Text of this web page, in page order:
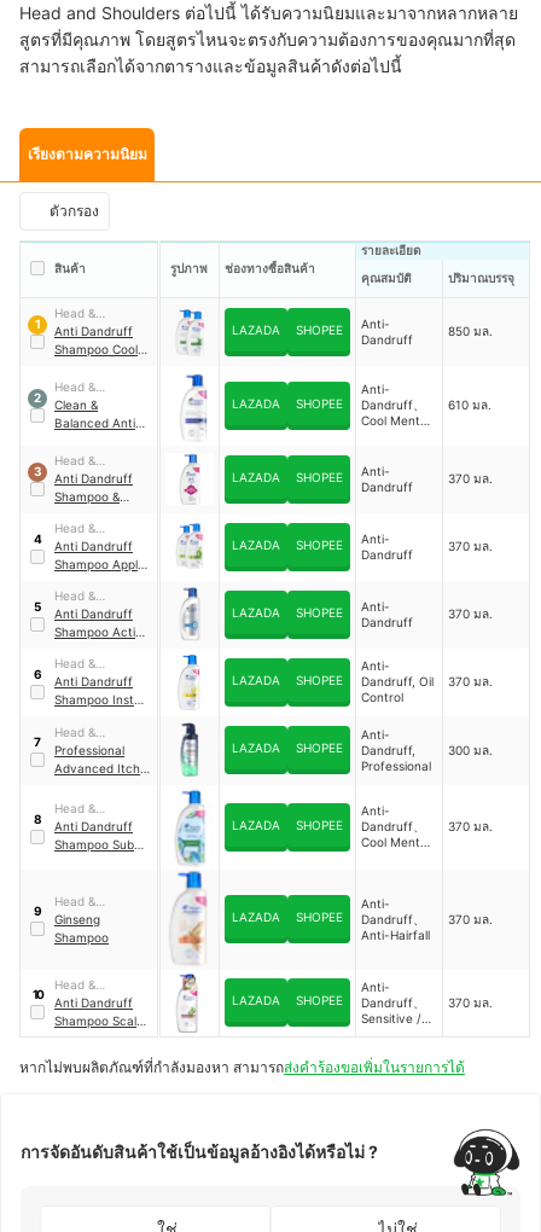
Head and Shoulders ต่อไปนี้ ได้รับความนิยมและมาจากหลากหลาย
สูตรที่มีคุณภาพ โดยสูตรไหนจะตรงกับความต้องการของคุณมากที่สุด
สามารถเลือกได้จากตารางและข้อมูลสินค้าดังต่อไปนี้
เรียงตามความนิยม
ตัวกรอง
สินค้า รูปภาพ ช่องทางซื้อสินค้า
รายละเอียด
คุณสมบัติ
ปริมาณบรรจุ
1
Head &
Shoulders
Anti Dandruff
Shampoo Cool
LAZADA SHOPEE
Anti-
Dandruff
850 มล.
2
Head &
Shoulders
Clean &
Balanced Anti
Shampoo
LAZADA SHOPEE
Anti-
Dandruff、
Cool Menthol
610 มล.
3
Head &
Shoulders
Anti Dandruff
Shampoo &
LAZADA SHOPEE
Anti-
Dandruff
370 มล.
4
Head &
Shoulders
Anti Dandruff
Shampoo Apple
LAZADA SHOPEE
Anti-
Dandruff
370 มล.
5
Head &
Shoulders
Anti Dandruff
Shampoo Active
LAZADA SHOPEE
Anti-
Dandruff
370 มล.
6
Head &
Shoulders
Anti Dandruff
Shampoo Instant
LAZADA SHOPEE
Anti-
Dandruff, Oil
Control
370 มล.
7
Head &
Shoulders
Professional
Advanced Itch
Dandruff
LAZADA SHOPEE
Anti-
Dandruff,
Professional
300 มล.
8
Head &
Shoulders
Anti Dandruff
Shampoo Sub
LAZADA SHOPEE
Anti-
Dandruff、
Cool Menthol
370 มล.
9
Head &
Shoulders
Ginseng
Shampoo
LAZADA SHOPEE
Anti-
Dandruff、
Anti-Hairfall
370 มล.
10
Head &
Shoulders
Anti Dandruff
Shampoo Scalp
Soothing
LAZADA SHOPEE
Anti-
Dandruff、
Sensitive /
Gentle Care
370 มล.
หากไม่พบผลิตภัณฑ์ที่กำลังมองหา สามารถส่งคำร้องขอเพิ่มในรายการได้
การจัดอันดับสินค้าใช้เป็นข้อมูลอ้างอิงได้หรือไม่ ?